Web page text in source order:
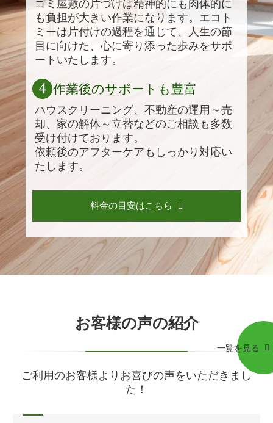
ゴミ屋敷の片づけは精神的にも肉体的に
も負担が大きい作業になります。エコト
ミーは片付けの過程を通じて、人生の節
目に向けた、心に寄り添った歩みをサポ
ートいたします。
作業後のサポートも豊富
ハウスクリーニング、不動産の運用～売
却、家の解体～立替などのご相談も多数
受け付けております。
依頼後のアフターケアもしっかり対応い
たします。
4
料金の目安はこちら
お客様の声の紹介
ご利用のお客様よりお喜びの声をいただきまし
た！
一覧を見る